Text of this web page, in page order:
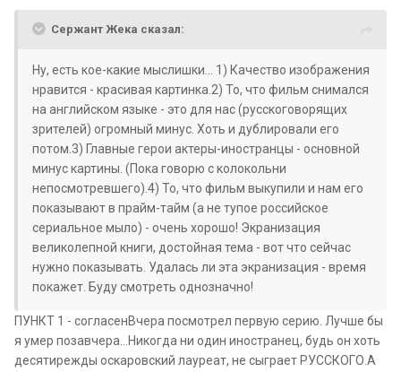
Сержант Жека сказал:
Ну, есть кое-какие мыслишки... 1) Качество изображения
нравится - красивая картинка.2) То, что фильм снимался
на английском языке - это для нас (русскоговорящих
зрителей) огромный минус. Хоть и дублировали его
потом.3) Главные герои актеры-иностранцы - основной
минус картины. (Пока говорю с колокольни
непосмотревшего).4) То, что фильм выкупили и нам его
показывают в прайм-тайм (а не тупое российское
сериальное мыло) - очень хорошо! Экранизация
великолепной книги, достойная тема - вот что сейчас
нужно показывать. Удалась ли эта экранизация - время
покажет. Буду смотреть однозначно!
ПУНКТ 1 - согласенВчера посмотрел первую серию. Лучше бы
я умер позавчера...Никогда ни один иностранец, будь он хоть
десятирежды оскаровский лауреат, не сыграет РУССКОГО.А